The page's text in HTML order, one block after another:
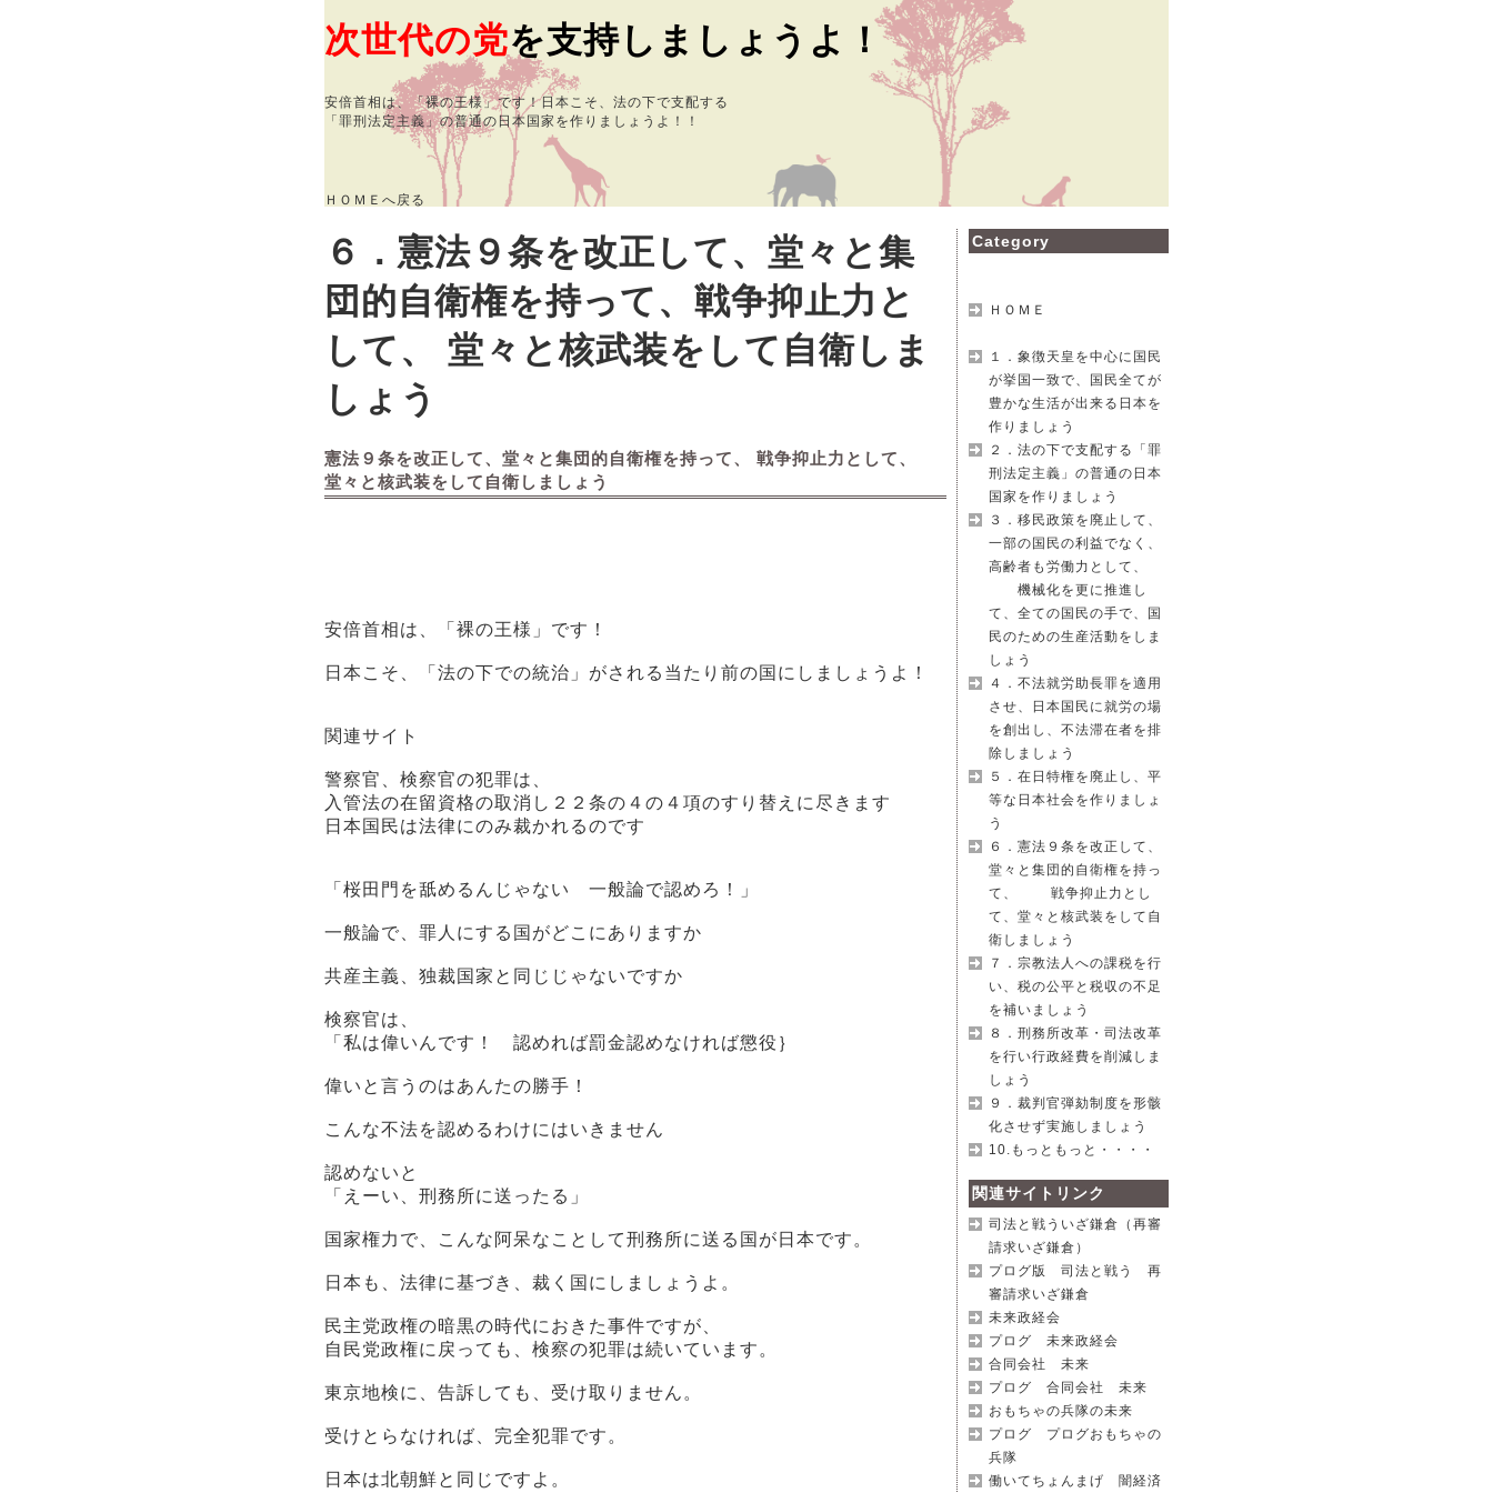
次世代の党を支持しましょうよ！
安倍首相は、「裸の王様」です！日本こそ、法の下で支配する
「罪刑法定主義」の普通の日本国家を作りましょうよ！！
ＨＯＭＥへ戻る
６．憲法９条を改正して、堂々と集
団的自衛権を持って、戦争抑止力と
して、 堂々と核武装をして自衛しま
しょう
憲法９条を改正して、堂々と集団的自衛権を持って、 戦争抑止力として、
堂々と核武装をして自衛しましょう
安倍首相は、「裸の王様」です！
日本こそ、「法の下での統治」がされる当たり前の国にしましょうよ！
関連サイト
警察官、検察官の犯罪は、
入管法の在留資格の取消し２２条の４の４項のすり替えに尽きます
日本国民は法律にのみ裁かれるのです
「桜田門を舐めるんじゃない 一般論で認めろ！」
一般論で、罪人にする国がどこにありますか
共産主義、独裁国家と同じじゃないですか
検察官は、
「私は偉いんです！ 認めれば罰金認めなければ懲役｝
偉いと言うのはあんたの勝手！
こんな不法を認めるわけにはいきません
認めないと
「えーい、刑務所に送ったる」
国家権力で、こんな阿呆なことして刑務所に送る国が日本です。
日本も、法律に基づき、裁く国にしましょうよ。
民主党政権の暗黒の時代におきた事件ですが、
自民党政権に戻っても、検察の犯罪は続いています。
東京地検に、告訴しても、受け取りません。
受けとらなければ、完全犯罪です。
日本は北朝鮮と同じですよ。
Category
ＨＯＭＥ
１．象徴天皇を中心に国民
が挙国一致で、国民全てが
豊かな生活が出来る日本を
作りましょう
２．法の下で支配する「罪
刑法定主義」の普通の日本
国家を作りましょう
３．移民政策を廃止して、
一部の国民の利益でなく、
高齢者も労働力として、
機械化を更に推進し
て、全ての国民の手で、国
民のための生産活動をしま
しょう
４．不法就労助長罪を適用
させ、日本国民に就労の場
を創出し、不法滞在者を排
除しましょう
５．在日特権を廃止し、平
等な日本社会を作りましょ
う
６．憲法９条を改正して、
堂々と集団的自衛権を持っ
て、 戦争抑止力とし
て、堂々と核武装をして自
衛しましょう
７．宗教法人への課税を行
い、税の公平と税収の不足
を補いましょう
８．刑務所改革・司法改革
を行い行政経費を削減しま
しょう
９．裁判官弾劾制度を形骸
化させず実施しましょう
10.もっともっと・・・・
関連サイトリンク
司法と戦ういざ鎌倉（再審
請求いざ鎌倉）
プログ版 司法と戦う 再
審請求いざ鎌倉
未来政経会
プログ 未来政経会
合同会社 未来
プログ 合同会社 未来
おもちゃの兵隊の未来
プログ プログおもちゃの
兵隊
働いてちょんまげ 闇経済